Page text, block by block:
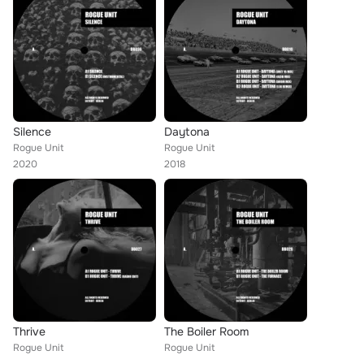
Silence
Rogue Unit
2020
Daytona
Rogue Unit
2018
Thrive
Rogue Unit
The Boiler Room
Rogue Unit